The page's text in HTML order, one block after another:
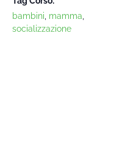
bambini mamma
socializzazione